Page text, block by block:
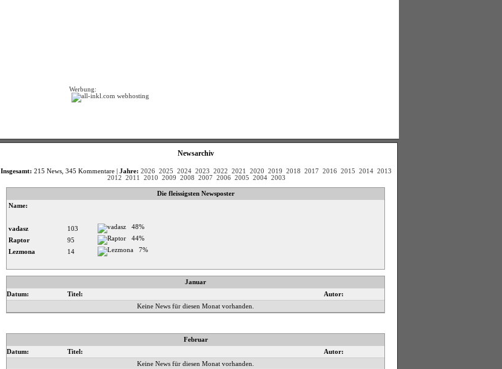
Werbung:
Newsarchiv
Insgesamt: 215 News, 345 Kommentare | Jahre: 2026 2025 2024 2023 2022 2021 2020 2019 2018 2017 2016 2015 2014 2013
2012
2011 2010 2009 2008 2007 2006 2005 2004 2003
Die fleissigsten Newsposter
Name:
vadasz 103
48%
Raptor
95
44%
Lezmona
14 7%
Januar
Datum:
Titel:
Autor:
Keine News für diesen Monat vorhanden.
Februar
Datum:
Titel:
Autor:
Keine News für diesen Monat vorhanden.